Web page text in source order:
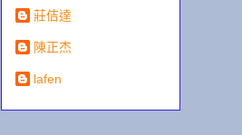
莊佶達
陳正杰
lafen